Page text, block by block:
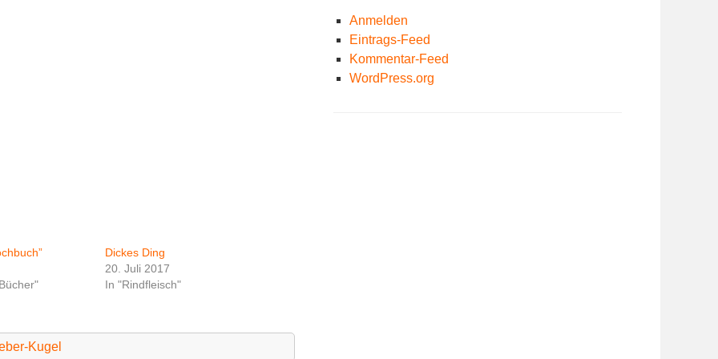
Dickes Ding
20. Juli 2017
In "Rindfleisch"
Kugel
Anmelden
Eintrags-Feed
Kommentar-Feed
WordPress.org